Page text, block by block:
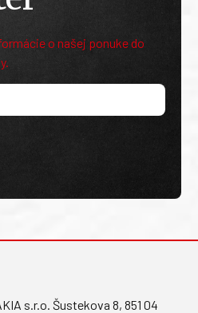
o našej ponuke do
s.r.o. Šustekova 8, 851 04